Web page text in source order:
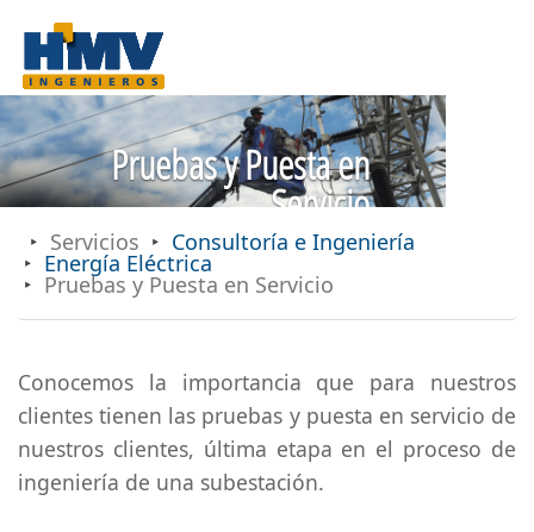
Pruebas y Puesta en
Servicio
Servicios Consultoría e Ingeniería
Energía Eléctrica
Pruebas y Puesta en Servicio
Conocemos la importancia que para nuestros
clientes tienen las pruebas y puesta en servicio de
nuestros clientes, última etapa en el proceso de
ingeniería de una subestación.